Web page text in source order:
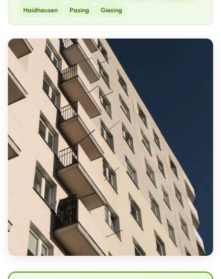
Haidhausen
Pasing Giesing